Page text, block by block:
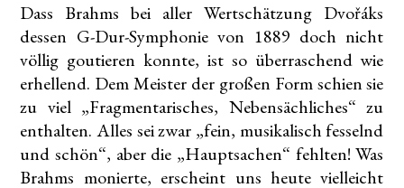
Dass Brahms bei aller Wertschätzung Dvořáks
dessen G-Dur-Symphonie von 1889 doch nicht
völlig goutieren konnte, ist so überraschend wie
erhellend. Dem Meister der großen Form schien sie
zu viel „Fragmentarisches, Nebensächliches“ zu
enthalten. Alles sei zwar „fein, musikalisch fesselnd
und schön“, aber die „Hauptsachen“ fehlten! Was
Brahms monierte, erscheint uns heute vielleicht